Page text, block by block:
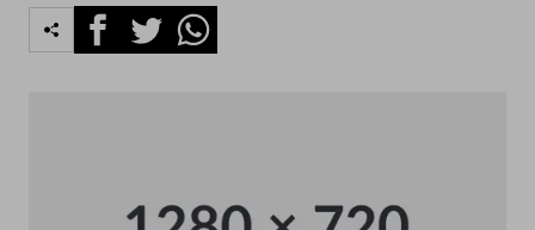
FacebookTwitterWhatsapp